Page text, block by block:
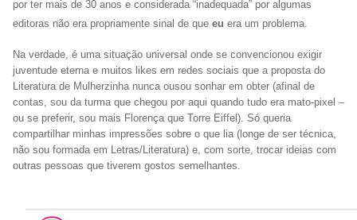
por ter mais de 30 anos e considerada “inadequada” por algumas
editoras não era propriamente sinal de que eu era um problema.
Na verdade, é uma situação universal onde se convencionou exigir
juventude eterna e muitos likes em redes sociais que a proposta do
Literatura de Mulherzinha nunca ousou sonhar em obter (afinal de
contas, sou da turma que chegou por aqui quando tudo era mato-pixel –
ou se preferir, sou mais Florença que Torre Eiffel). Só queria
compartilhar minhas impressões sobre o que lia (longe de ser técnica,
não sou formada em Letras/Literatura) e, com sorte, trocar ideias com
outras pessoas que tiverem gostos semelhantes.